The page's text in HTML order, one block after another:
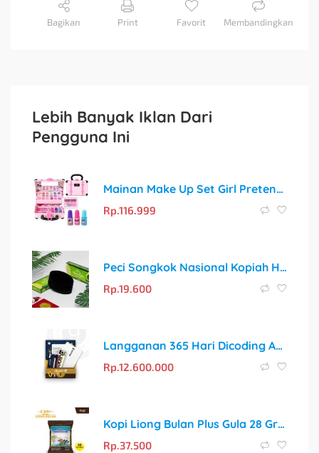
Bagikan Print Favorit Membandingkan
Lebih Banyak Iklan Dari
Pengguna Ini
Mainan Make Up Set Girl Pretend Play Untuk Gadis Ulang Tahun Hadiah Set
Rp.116.999
Peci Songkok Nasional Kopiah Hitam Polos Pria – Nyaman & Berkualitas
Rp.19.600
Langganan 365 Hari Dicoding Academy
Rp.12.600.000
Kopi Liong Bulan Plus Gula 28 Gr (isi 20 Sachet)
Rp.37.500